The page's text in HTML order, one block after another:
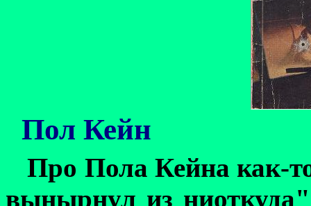
Пол Кейн
Про Пола Кейна как-
вынырнул из